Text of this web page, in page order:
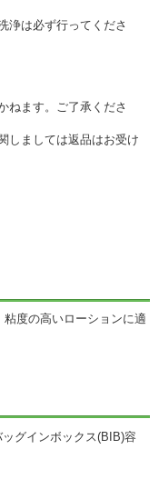
浄は必ず行ってくださ
ねます。ご了承くださ
しましては返品はお受け
度の高いローションに適
グインボックス(BIB)容